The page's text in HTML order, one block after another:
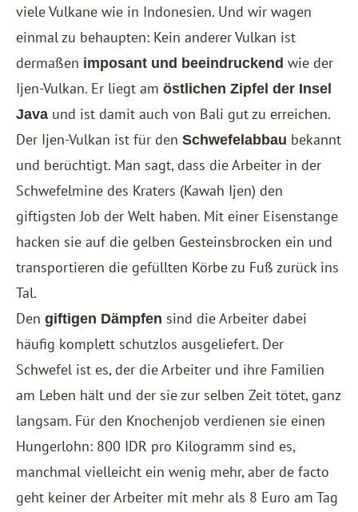
viele Vulkane wie in Indonesien. Und wir wagen
einmal zu behaupten: Kein anderer Vulkan ist
dermaßen imposant und beeindruckend wie der
Ijen-Vulkan. Er liegt am östlichen Zipfel der Insel
Java und ist damit auch von Bali gut zu erreichen.
Der Ijen-Vulkan ist für den Schwefelabbau bekannt
und berüchtigt. Man sagt, dass die Arbeiter in der
Schwefelmine des Kraters (Kawah Ijen) den
giftigsten Job der Welt haben. Mit einer Eisenstange
hacken sie auf die gelben Gesteinsbrocken ein und
transportieren die gefüllten Körbe zu Fuß zurück ins
Tal.
Den giftigen Dämpfen sind die Arbeiter dabei
häufig komplett schutzlos ausgeliefert. Der
Schwefel ist es, der die Arbeiter und ihre Familien
am Leben hält und der sie zur selben Zeit tötet, ganz
langsam. Für den Knochenjob verdienen sie einen
Hungerlohn: 800 IDR pro Kilogramm sind es,
manchmal vielleicht ein wenig mehr, aber de facto
geht keiner der Arbeiter mit mehr als 8 Euro am Tag